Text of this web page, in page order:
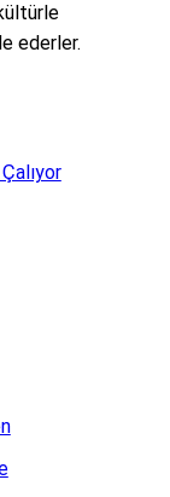
ederler.